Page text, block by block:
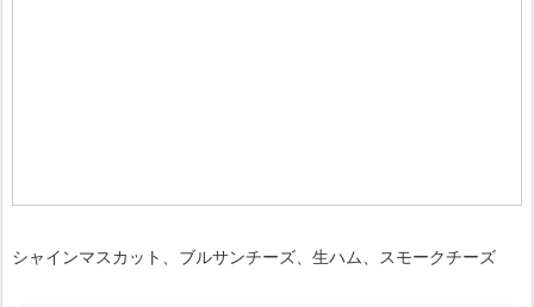
シャインマスカット、ブルサンチーズ、生ハム、スモークチーズ